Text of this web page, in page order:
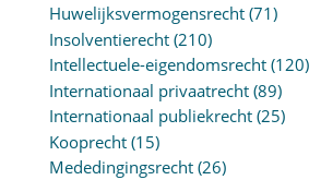
Huwelijksvermogensrecht(71)
Insolventierecht(210)
Intellectuele-eigendomsrecht(120)
Internationaal privaatrecht(89)
Internationaal publiekrecht(25)
Kooprecht(15)
Mededingingsrecht(26)